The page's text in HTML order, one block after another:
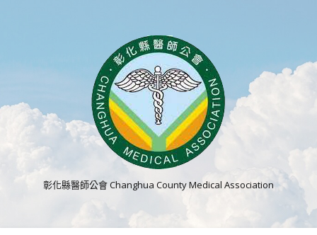
彰化縣醫師公會 Changhua County Medical Association